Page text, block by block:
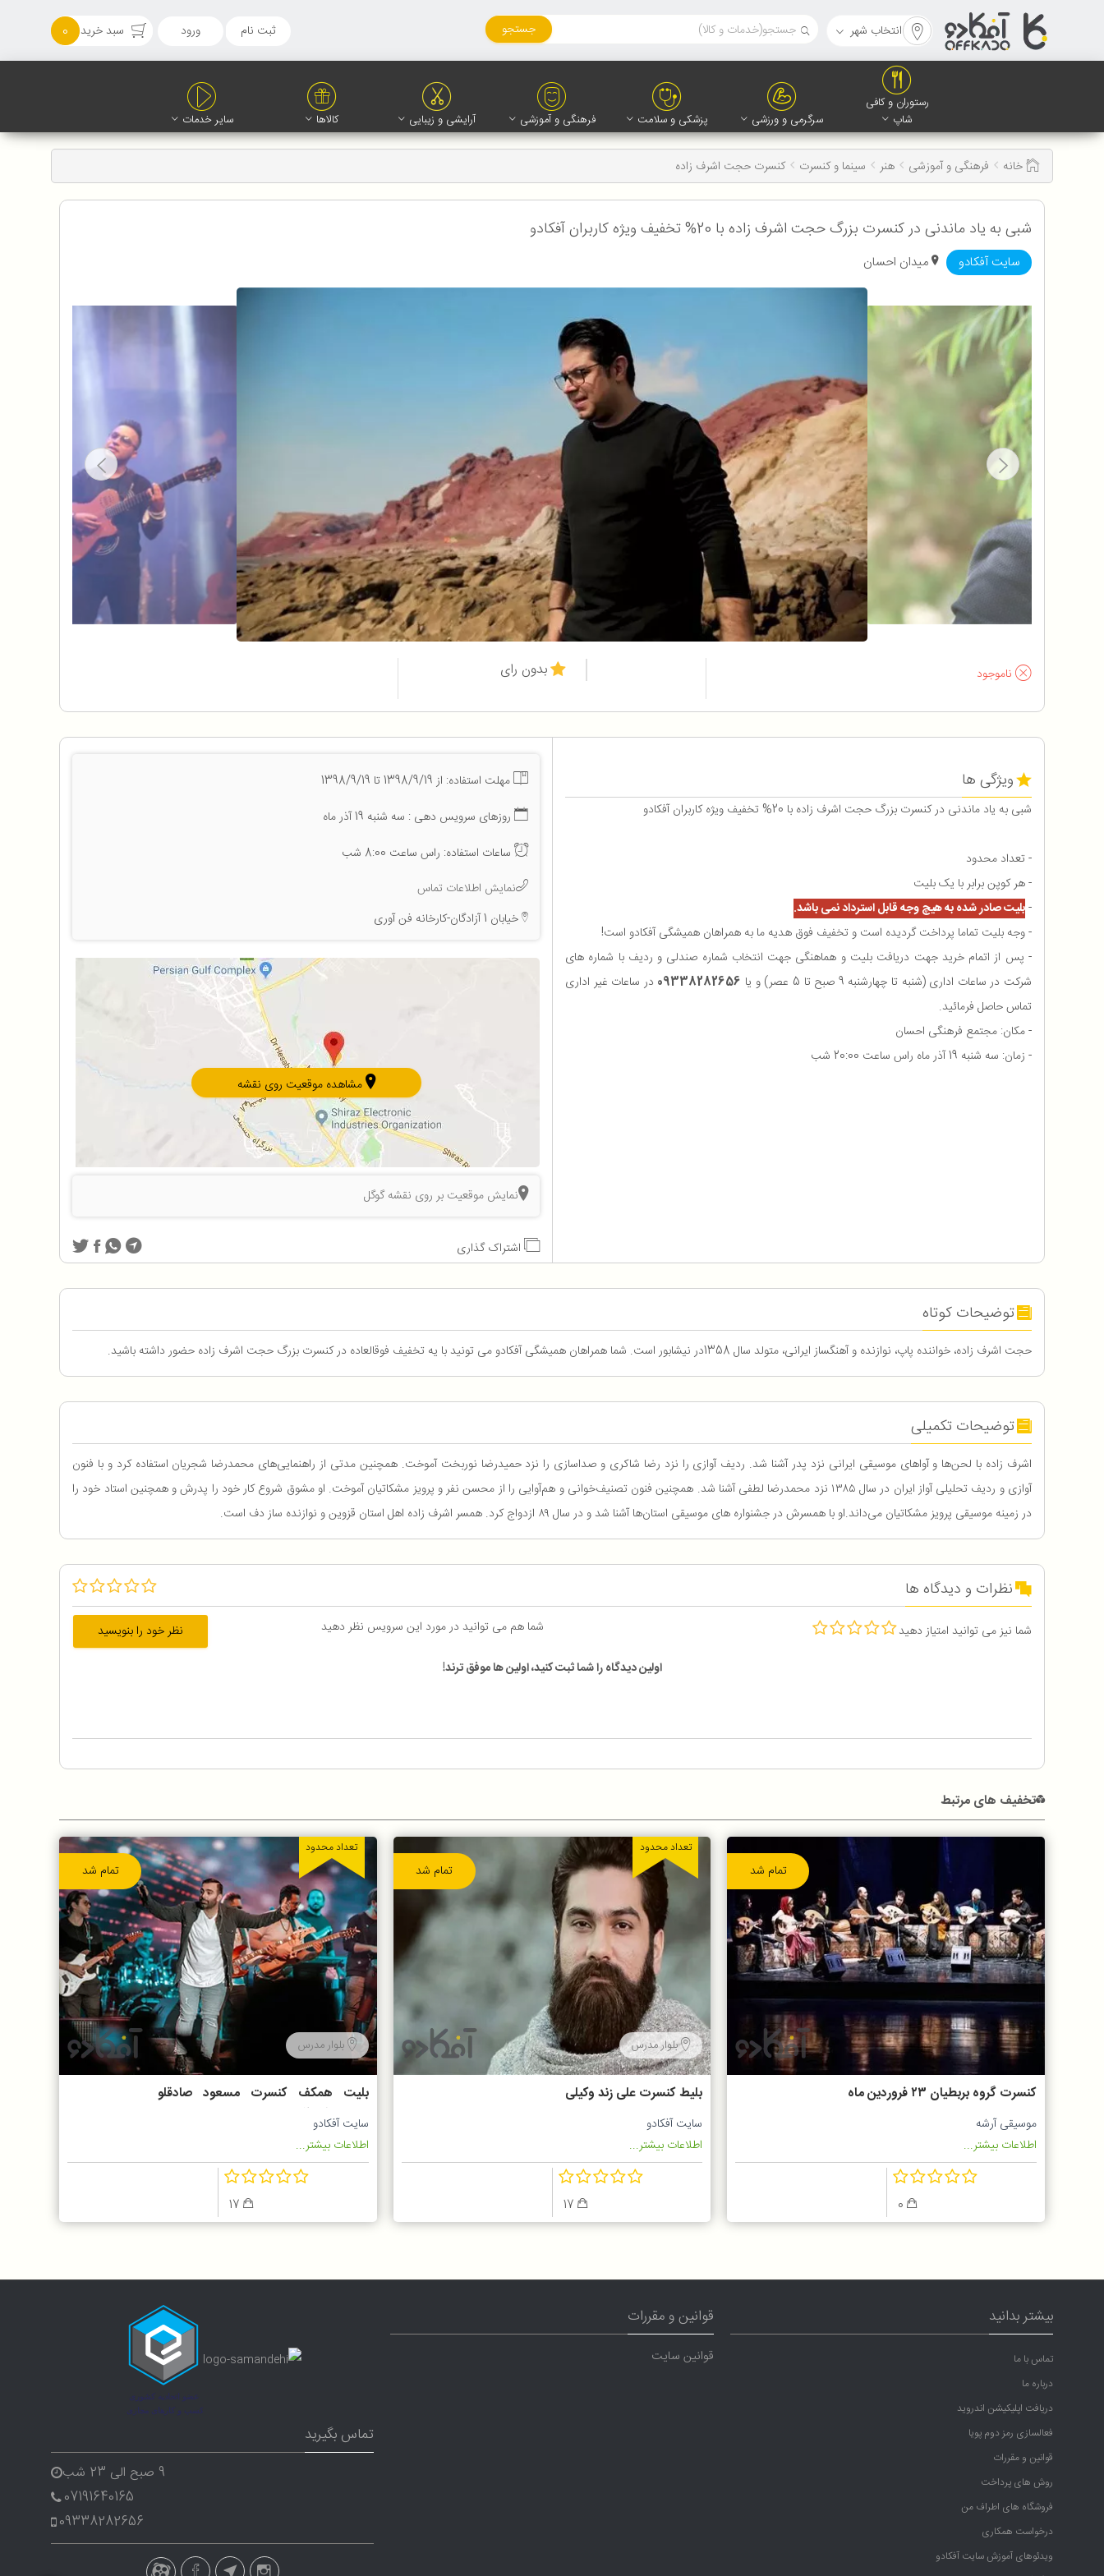
انتخاب شهر جستجو ثبت نام ورود سبد خرید 0
رستوران و کافی
شاپ
سرگرمی و ورزشی پزشکی و سلامت فرهنگی و آموزشی آرایشی و زیبایی کالاها سایر خدمات
خانه فرهنگی و آموزشی هنر سینما و کنسرت کنسرت حجت اشرف زاده
شبی به یاد ماندنی در کنسرت بزرگ حجت اشرف زاده با 20% تخفیف ویژه کاربران آفکادو
سایت آفکادو میدان احسان
ناموجود بدون رای
ویژگی ها
شبی به یاد ماندنی در کنسرت بزرگ حجت اشرف زاده با 20% تخفیف ویژه کاربران آفکادو
- تعداد محدود
- هر کوپن برابر با یک بلیت
-بلیت صادر شده به هیچ وجه قابل استرداد نمی باشد.
- وجه بلیت تماما پرداخت گردیده است و تخفیف فوق هدیه ما به همراهان همیشگی آفکادو است!
- پس از اتمام خرید جهت دریافت بلیت و هماهنگی جهت انتخاب شماره صندلی و ردیف با شماره های
شرکت در ساعات اداری (شنبه تا چهارشنبه 9 صبح تا 5 عصر) و یا
09338282656 در ساعات غیر اداری
تماس حاصل فرمائید.
- مکان: مجتمع فرهنگی احسان
- زمان: سه شنبه 19 آذر ماه راس ساعت 20:00 شب
مهلت استفاده: از 1398/9/19 تا 1398/9/19
روزهای سرویس دهی : سه شنبه 19 آذر ماه
ساعات استفاده: راس ساعت 8:00 شب
نمایش اطلاعات تماس
خیابان 1 آزادگان-کارخانه فن آوری
مشاهده موقعیت روی نقشه
نمایش موقعیت بر روی نقشه گوگل
اشتراک گذاری
توضیحات کوتاه
حجت اشرف زاده، خواننده پاپ، نوازنده و آهنگساز ایرانی، متولد سال 1358در نیشابور است. شما همراهان همیشگی آفکادو می تونید با یه تخفیف فوقالعاده در کنسرت بزرگ حجت اشرف زاده حضور داشته باشید.
توضیحات تکمیلی
اشرف زاده با لحن‌ها و آواهای موسیقی ایرانی نزد پدر آشنا شد. ردیف آوازی را نزد رضا شاکری و صداسازی را نزد حمیدرضا نوربخت آموخت. همچنین مدتی از راهنمایی‌های محمدرضا شجریان استفاده کرد و با فنون
آوازی و ردیف تحلیلی آواز ایران در سال ۱۳۸۵ نزد محمدرضا لطفی آشنا شد. همچنین فنون تصنیف‌خوانی و هم‌آوایی را از محسن نفر و پرویز مشکاتیان آموخت. او مشوق شروع کار خود را پدرش و همچنین استاد خود را
در زمینه موسیقی پرویز مشکاتیان می‌داند.او با همسرش در جشنواره های موسیقی استان‌ها آشنا شد و در سال ۸۹ ازدواج کرد. همسر اشرف زاده اهل استان قزوین و نوازنده ساز دف است.
نظرات و دیدگاه ها
شما نیز می توانید امتیاز دهید شما هم می توانید در مورد این سرویس نظر دهید
نظر خود را بنویسید
اولین دیدگاه را شما ثبت کنید، اولین ها موفق ترند!
تخفیف های مرتبط
تمام شد
کنسرت گروه بربطیان ۲۳ فروردین ماه
موسیقی آرشه
اطلاعات بیشتر...
تمام شد
تعداد محدود
بلوار مدرس
بلیط کنسرت علی زند وکیلی
سایت آفکادو
اطلاعات بیشتر...
17
تمام شد
تعداد محدود
بلوار مدرس
بلیت همکف کنسرت مسعود صادقلو
ساعت 20:30
سایت آفکادو
اطلاعات بیشتر...
17
بیشتر بدانید
تماس با ما
درباره ما
دریافت اپلیکیشن اندروید
فعالسازی رمز دوم پویا
قوانین و مقررات
روش های پرداخت
فروشگاه های اطراف من
درخواست همکاری
ویدئوهای آموزش سایت آفکادو
قوانین و مقررات
قوانین سایت
تماس بگیرید
9 صبح الی 23 شب
07191640165
09338282656